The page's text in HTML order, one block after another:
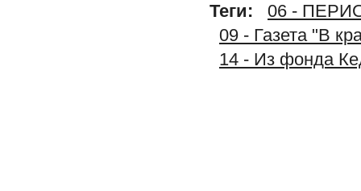
Теги:
06 -
09 - Газета "В
14 - Из фонда